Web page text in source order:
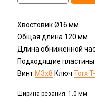
Хвостовик Ø16 мм
Общая длина 120 мм
Длина обниженной
Подходящие пластины
Винт M3x8 Ключ Torx
Ширина резания: 1.0 мм